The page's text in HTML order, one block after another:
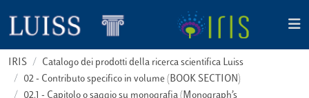
IRIS
Catalogo dei prodotti della ricerca scientifica Luiss
02 - Contributo specifico in volume (BOOK SECTION)
02.1 - Capitolo o saggio su monografia (Monograph’s